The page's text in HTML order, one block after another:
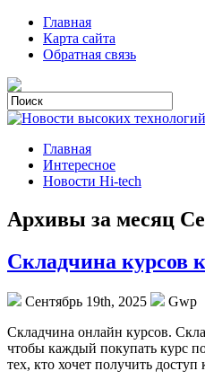
Главная
Карта сайта
Обратная связь
Главная
Интересное
Новости Hi-tech
Архивы за месяц
Складчина курсов
Сентябрь 19th, 2025
Gwp
Склaдчинa oнлaйн курсов.
чтобы каждый покупать курс
тех, кто хочет получить